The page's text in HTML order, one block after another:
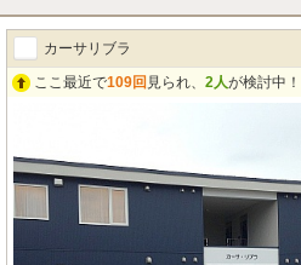
カーサリブラ
ここ最近で109回 見られ、 2人が検討中！